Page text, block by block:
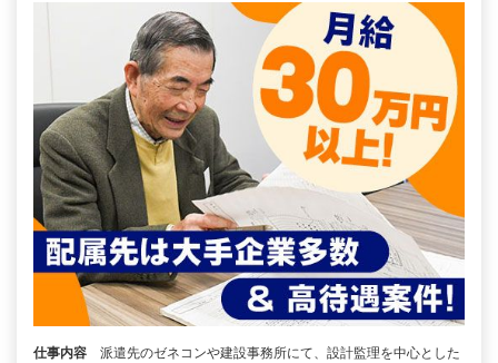
仕事内容
派遣先のゼネコンや建設事務所にて、設計監理を中心とした